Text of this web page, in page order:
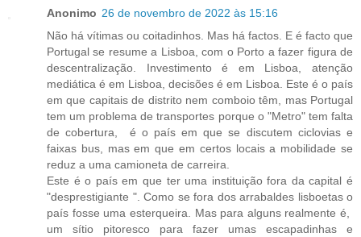
Anonimo 26 de novembro de 2022 às 15:16
Não há vítimas ou coitadinhos. Mas há factos. E é facto que
Portugal se resume a Lisboa, com o Porto a fazer figura de
descentralização. Investimento é em Lisboa, atenção
mediática é em Lisboa, decisões é em Lisboa. Este é o país
em que capitais de distrito nem comboio têm, mas Portugal
tem um problema de transportes porque o "Metro" tem falta
de cobertura, é o país em que se discutem ciclovias e
faixas bus, mas em que em certos locais a mobilidade se
reduz a uma camioneta de carreira.
Este é o país em que ter uma instituição fora da capital é
"desprestigiante ". Como se fora dos arrabaldes lisboetas o
país fosse uma esterqueira. Mas para alguns realmente é,
um sítio pitoresco para fazer umas escapadinhas e